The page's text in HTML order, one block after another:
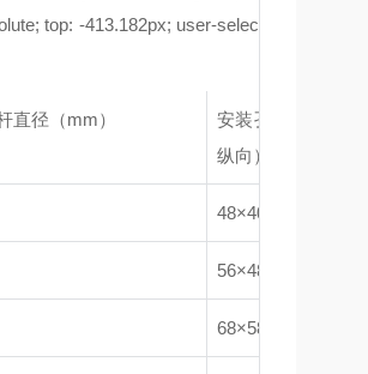
top: -413.182px; user-selec
直径（mm）
安装孔间距（mm
纵向）
48×40
56×48
68×58